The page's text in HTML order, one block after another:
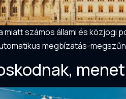
miatt számos állami és
megbízatás-